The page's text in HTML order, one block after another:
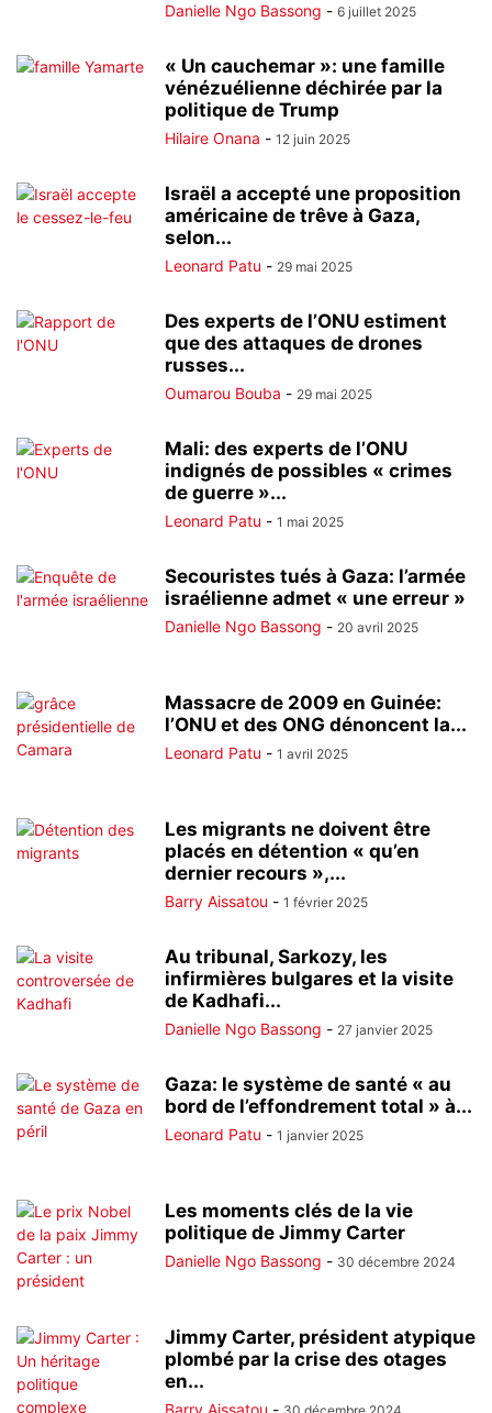
Danielle Ngo Bassong - 6 juillet 2025
« Un cauchemar »: une famille
vénézuélienne déchirée par la
politique de Trump
Hilaire Onana - 12 juin 2025
Israël a accepté une proposition
américaine de trêve à Gaza,
selon...
Leonard Patu - 29 mai 2025
Des experts de l’ONU estiment
que des attaques de drones
russes...
Oumarou Bouba - 29 mai 2025
Mali: des experts de l’ONU
indignés de possibles « crimes
de guerre »...
Leonard Patu - 1 mai 2025
Secouristes tués à Gaza: l’armée
israélienne admet « une erreur »
Danielle Ngo Bassong - 20 avril 2025
Massacre de 2009 en Guinée:
l’ONU et des ONG dénoncent la...
Leonard Patu - 1 avril 2025
Les migrants ne doivent être
placés en détention « qu’en
dernier recours »,...
Barry Aissatou - 1 février 2025
Au tribunal, Sarkozy, les
infirmières bulgares et la visite
de Kadhafi...
Danielle Ngo Bassong - 27 janvier 2025
Gaza: le système de santé « au
bord de l’effondrement total » à...
Leonard Patu - 1 janvier 2025
Les moments clés de la vie
politique de Jimmy Carter
Danielle Ngo Bassong - 30 décembre 2024
Jimmy Carter, président atypique
plombé par la crise des otages
en...
Barry Aissatou -